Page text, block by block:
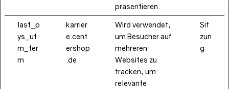
präsentieren.
last_p
ys_ut
m_ter
m
karrier
e.cent
ershop
.de
Wird verwendet,
um Besucher auf
mehreren
Websites zu
tracken, um
relevante
Sit
zun
g